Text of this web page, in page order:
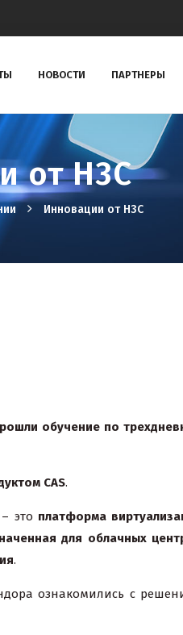
НОВОСТИ ПАРТНЕРЫ
от Н3С
Инновации от Н3С
обучение по
CAS.
это платформа
для облачных
.
ознакомились с